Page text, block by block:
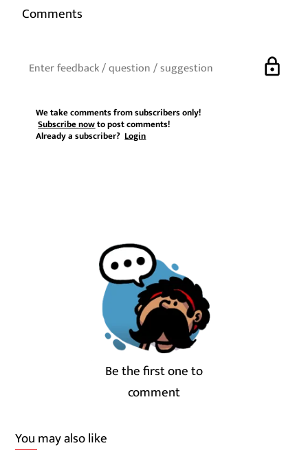
Comments
lock
We take comments from subscribers only!
Subscribe nowto post comments!
Already a subscriber?Login
Be the first one to
comment
You may also like